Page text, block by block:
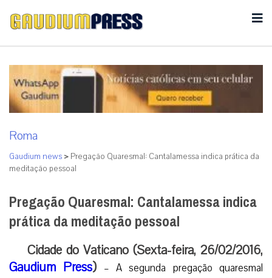
Roma
Gaudium news > Pregação Quaresmal: Cantalamessa indica prática da
meditação pessoal
Pregação Quaresmal: Cantalamessa indica
prática da meditação pessoal
Cidade do Vaticano (Sexta-feira, 26/02/2016,
Gaudium Press) – A segunda pregação quaresmal